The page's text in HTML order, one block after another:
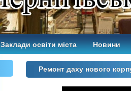
Заклади освіти міста Новини
Ремонт даху нового